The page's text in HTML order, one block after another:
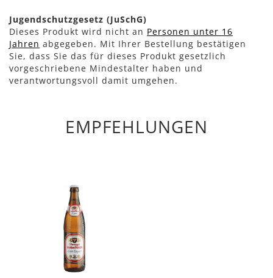
Jugendschutzgesetz (JuSchG)
Dieses Produkt wird nicht an Personen unter 16
Jahren abgegeben. Mit Ihrer Bestellung bestätigen
Sie, dass Sie das für dieses Produkt gesetzlich
vorgeschriebene Mindestalter haben und
verantwortungsvoll damit umgehen.
EMPFEHLUNGEN